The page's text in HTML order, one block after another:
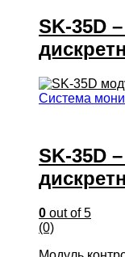
SK-35D
Система
SK-35D
0 out of 5
(0)